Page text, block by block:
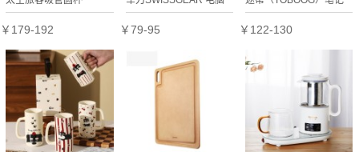
￥179-192 包SA-1109
￥79-95 本电脑包15寸16寸简约
￥122-130